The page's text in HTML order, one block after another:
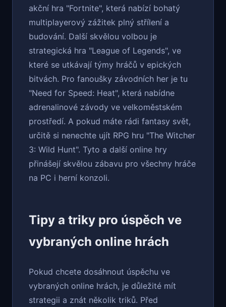
akční hra "Fortnite", která nabízí bohatý
multiplayerový zážitek plný střílení a
budování. Další skvělou volbou je
strategická hra "League of Legends", ve
které se utkávají týmy hráčů v epických
bitvách. Pro fanoušky závodních her je tu
"Need for Speed: Heat", která nabídne
adrenalinové závody ve velkoměstském
prostředí. A pokud máte rádi fantasy svět,
určitě si nenechte ujít RPG hru "The Witcher
3: Wild Hunt". Tyto a další online hry
přinášejí skvělou zábavu pro všechny hráče
na PC i herní konzoli.
Tipy a triky pro úspěch ve
vybraných online hrách
Pokud chcete dosáhnout úspěchu ve
vybraných online hrách, je důležité mít
strategii a znát několik triků. Před